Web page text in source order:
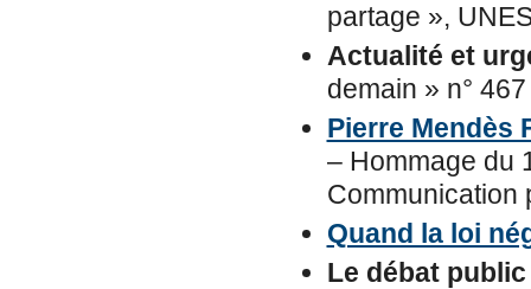
partage »,
Actualité et
demain » n°
Pierre Mendès
– Hommage du
Communication
Quand la loi
Le débat